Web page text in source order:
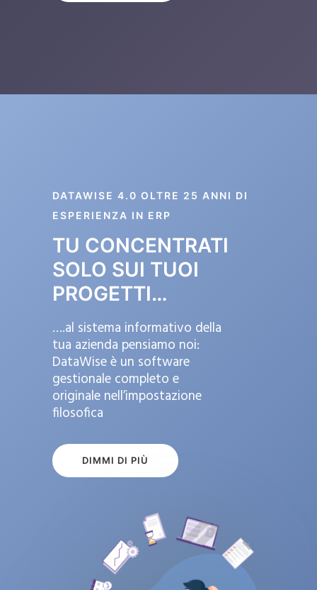
DATAWISE 4.0 OLTRE 25 ANNI DI
ESPERIENZA IN ERP
TU CONCENTRATI
SOLO SUI TUOI
PROGETTI…
….al sistema informativo della
tua azienda pensiamo noi:
DataWise è un software
gestionale completo e
originale nell’impostazione
filosofica
DIMMI DI PIÙ